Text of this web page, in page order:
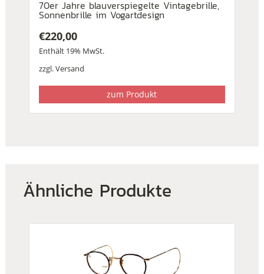
70er Jahre blauverspiegelte Vintagebrille,
Sonnenbrille im Vogartdesign
€220,00
Enthält 19% MwSt.
zzgl.Versand
zum Produkt
Ähnliche Produkte